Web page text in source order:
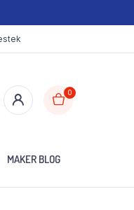
0
MAKER BLOG